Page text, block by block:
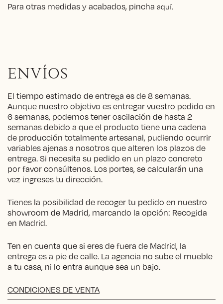
Para otras medidas y acabados, pincha aquí.
ENVÍOS
El tiempo estimado de entrega es de 8 semanas.
Aunque nuestro objetivo es entregar vuestro pedido en
6 semanas, podemos tener oscilación de hasta 2
semanas debido a que el producto tiene una cadena
de producción totalmente artesanal, pudiendo ocurrir
variables ajenas a nosotros que alteren los plazos de
entrega. Si necesita su pedido en un plazo concreto
por favor consúltenos. Los portes, se calcularán una
vez ingreses tu dirección.
Tienes la posibilidad de recoger tu pedido en nuestro
showroom de Madrid, marcando la opción: Recogida
en Madrid.
Ten en cuenta que si eres de fuera de Madrid, la
entrega es a pie de calle. La agencia no sube el mueble
a tu casa, ni lo entra aunque sea un bajo.
CONDICIONES DE VENTA